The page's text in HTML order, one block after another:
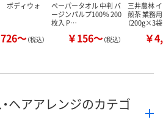
ボディウォ
～（税込）
ペーパータオル 中判 バ
ージンパルプ100％ 200
枚入 P…
￥156～（税込）
三井農林
煎茶 業務
（200g×3
￥
ヘアアレンジのカテゴ